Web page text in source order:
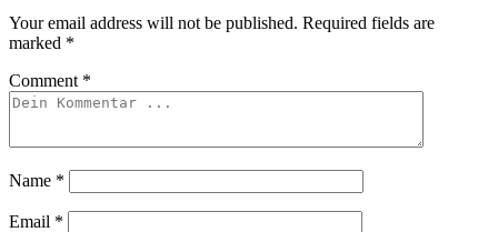
Your email address will not be published. Required fields are
marked *
Comment *
Name *
Email *